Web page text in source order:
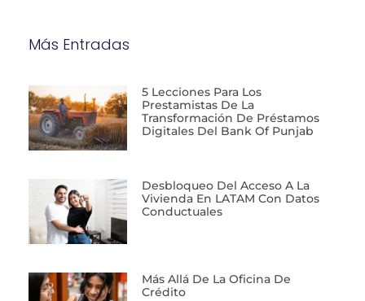
Más Entradas
5 Lecciones Para Los
Prestamistas De La
Transformación De Préstamos
Digitales Del Bank Of Punjab
Desbloqueo Del Acceso A La
Vivienda En LATAM Con Datos
Conductuales
Más Allá De La Oficina De
Crédito